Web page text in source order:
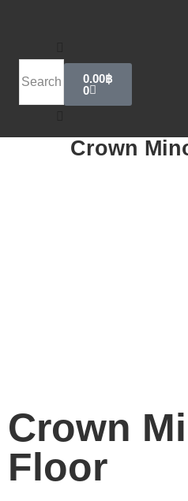
0.00฿
0
Crown
Crown
Floor